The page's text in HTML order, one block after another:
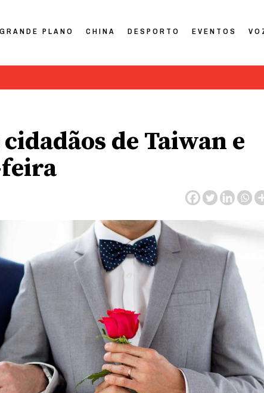
GRANDE PLANO CHINA DESPORTO EVENTOS
de Taiwan e
feira